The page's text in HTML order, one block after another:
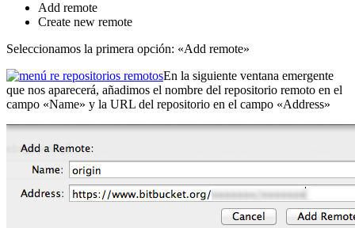
Add remote
Create new remote
Seleccionamos la primera opción: «Add remote»
En la siguiente ventana emergente
que nos aparecerá, añadimos el nombre del repositorio remoto en el
campo «Name» y la URL del repositorio en el campo «Address»